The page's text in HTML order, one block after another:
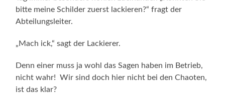
bitte meine Schilder zuerst lackieren?“ fragt der
Abteilungsleiter.
„Mach ick,“ sagt der Lackierer.
Denn einer muss ja wohl das Sagen haben im Betrieb,
nicht wahr! Wir sind doch hier nicht bei den Chaoten,
ist das klar?